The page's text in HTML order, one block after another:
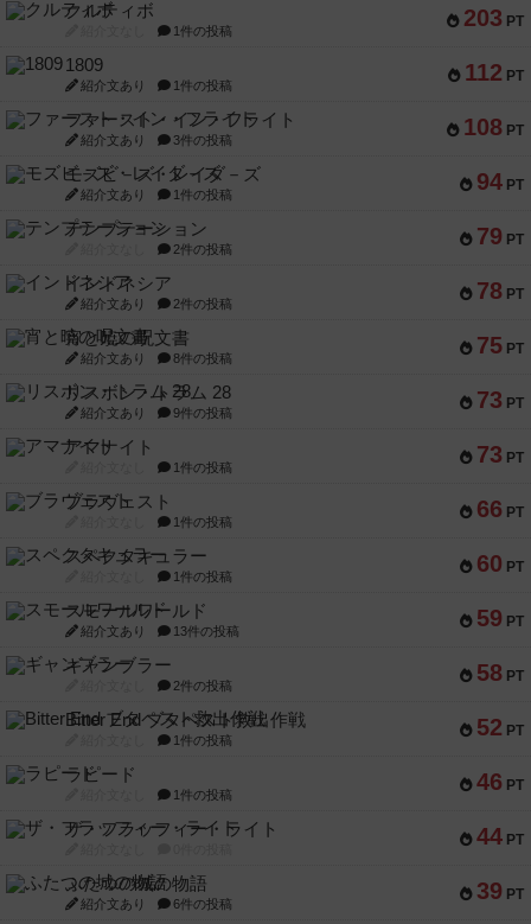
203 PT
クルティボ
1件の投稿
112 PT
1809
紹介文あり 1件の投稿
108 PT
ファースト・イン・フライト
紹介文あり 3件の投稿
94 PT
モズビ－ズ・レイダ－ズ
紹介文あり 1件の投稿
79 PT
テンプテーション
2件の投稿
78 PT
インドネシア
紹介文あり 2件の投稿
75 PT
宵と暁の呪文書
紹介文あり 8件の投稿
73 PT
リスボン・トラム 28
紹介文あり 9件の投稿
73 PT
アマナイト
1件の投稿
66 PT
ブラヴェスト
1件の投稿
60 PT
スペクタキュラー
1件の投稿
59 PT
スモールワールド
紹介文あり 13件の投稿
58 PT
ギャンブラー
2件の投稿
52 PT
Bitter End ブタペスト救出作戦
1件の投稿
46 PT
ラピード
1件の投稿
44 PT
ザ・フラッフィー・ライト
39 PT
ふたつの城の物語
紹介文あり 6件の投稿